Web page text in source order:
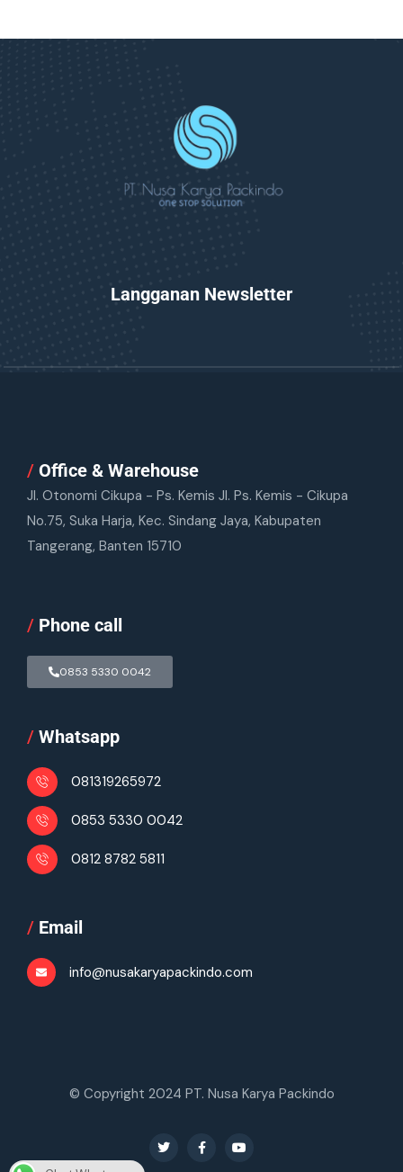
Langganan Newsletter
/ Office & Warehouse
Jl. Otonomi Cikupa - Ps. Kemis Jl. Ps. Kemis - Cikupa
No.75, Suka Harja, Kec. Sindang Jaya, Kabupaten
Tangerang, Banten 15710
/ Phone call
0853 5330 0042
/ Whatsapp
081319265972
0853 5330 0042
0812 8782 5811
/ Email
info@nusakaryapackindo.com
© Copyright 2024 PT. Nusa Karya Packindo